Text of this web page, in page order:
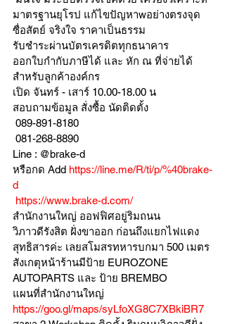
มาตรฐานยุโรป แก้ไขปัญหาwอย่างตรงจุด
ซื่อสัตย์ จริงใจ ราคาเป็นธรรม
รับชำระผ่านบัตรเครดิตทุกธนาคาร
ออกใบกำกับภาษีได้ และ หัก ณ ที่จ่ายได้
สำหรับลูกค้าองค์กร
เปิด จันทร์ - เสาร์ 10.00-18.00 น
สอบถามข้อมูล สั่งซื้อ นัดติดตั้ง
089-891-8180
081-268-8890
Line : @brake-d
หรือกด Add https://line.me/R/ti/p/%40brake-
d
https://www.brake-d.com/
สำนักงานใหญ่ ออฟฟิศอยู่ริมถนน
วิภาวดีรังสิต ฝั่งขาออก ก่อนถึงแยกไฟแดง
สุทธิสารค่ะ เลยสโมสรทหารบกมา 500 เมตร
สังเกตุหน้าร้านมีป้าย EUROZONE
AUTOPARTS และ ป้าย BREMBO
แผนที่สำนักงานใหญ่
https://goo.gl/maps/syLfoXG8C7XBkiBR7